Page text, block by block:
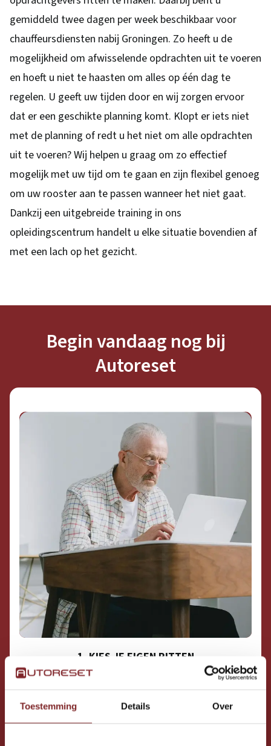
Toestemming Details Over
gemiddeld twee dagen per week beschikbaar voor
chauffeursdiensten nabij Groningen. Zo heeft u de
mogelijkheid om afwisselende opdrachten uit te voeren
en hoeft u niet te haasten om alles op één dag te
regelen. U geeft uw tijden door en wij zorgen ervoor
dat er een geschikte planning komt. Klopt er iets niet
met de planning of redt u het niet om alle opdrachten
uit te voeren? Wij helpen u graag om zo effectief
mogelijk met uw tijd om te gaan en zijn flexibel genoeg
om uw rooster aan te passen wanneer het niet gaat.
Dankzij een uitgebreide training in ons
opleidingscentrum handelt u elke situatie bovendien af
met een lach op het gezicht.
Begin vandaag nog bij
Autoreset
1. KIES JE EIGEN RITTEN